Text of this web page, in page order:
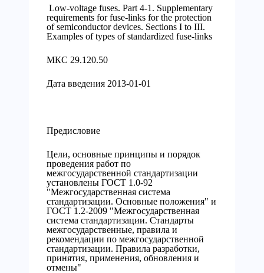
Low-voltage fuses. Part 4-1. Supplementary
requirements for fuse-links for the protection
of semiconductor devices. Sections I to III.
Examples of types of standardized fuse-links
МКС 29.120.50
Дата введения 2013-01-01
Предисловие
Цели, основные принципы и порядок
проведения работ по
межгосударственной стандартизации
установлены ГОСТ 1.0-92
"Межгосударственная система
стандартизации. Основные положения" и
ГОСТ 1.2-2009 "Межгосударственная
система стандартизации. Стандарты
межгосударственные, правила и
рекомендации по межгосударственной
стандартизации. Правила разработки,
принятия, применения, обновления и
отмены"